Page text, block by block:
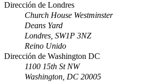
Dirección de Londres
Church House Westminster
Deans Yard
Londres, SW1P 3NZ
Reino Unido
Dirección de Washington DC
1100 15th St NW
Washington, DC 20005